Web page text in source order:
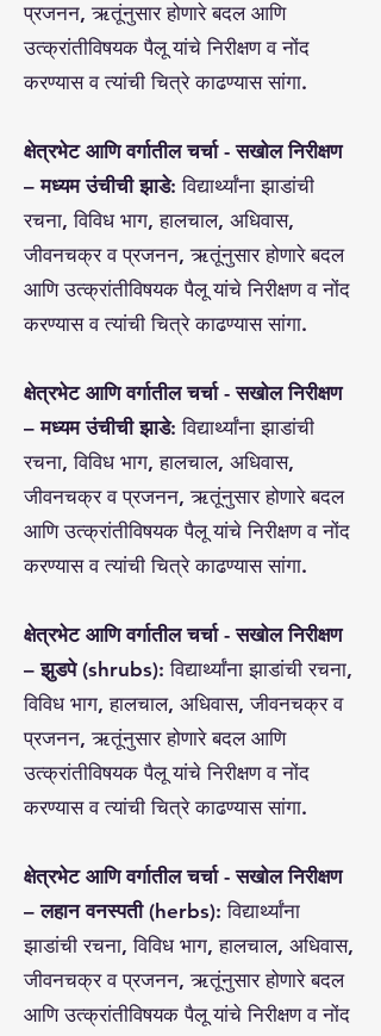
प्रजनन, ऋतूंनुसार होणारे बदल आणि
उत्क्रांतीविषयक पैलू यांचे निरीक्षण व नोंद
करण्यास व त्यांची चित्रे काढण्यास सांगा.
क्षेत्रभेट आणि वर्गातील चर्चा - सखोल निरीक्षण
– मध्यम उंचीची झाडे: विद्यार्थ्यांना झाडांची
रचना, विविध भाग, हालचाल, अधिवास,
जीवनचक्र व प्रजनन, ऋतूंनुसार होणारे बदल
आणि उत्क्रांतीविषयक पैलू यांचे निरीक्षण व नोंद
करण्यास व त्यांची चित्रे काढण्यास सांगा.
क्षेत्रभेट आणि वर्गातील चर्चा - सखोल निरीक्षण
– मध्यम उंचीची झाडे: विद्यार्थ्यांना झाडांची
रचना, विविध भाग, हालचाल, अधिवास,
जीवनचक्र व प्रजनन, ऋतूंनुसार होणारे बदल
आणि उत्क्रांतीविषयक पैलू यांचे निरीक्षण व नोंद
करण्यास व त्यांची चित्रे काढण्यास सांगा.
क्षेत्रभेट आणि वर्गातील चर्चा - सखोल निरीक्षण
– झुडपे (shrubs): विद्यार्थ्यांना झाडांची रचना,
विविध भाग, हालचाल, अधिवास, जीवनचक्र व
प्रजनन, ऋतूंनुसार होणारे बदल आणि
उत्क्रांतीविषयक पैलू यांचे निरीक्षण व नोंद
करण्यास व त्यांची चित्रे काढण्यास सांगा.
क्षेत्रभेट आणि वर्गातील चर्चा - सखोल निरीक्षण
– लहान वनस्पती (herbs):विद्यार्थ्यांना
झाडांची रचना, विविध भाग, हालचाल, अधिवास,
जीवनचक्र व प्रजनन, ऋतूंनुसार होणारे बदल
आणि उत्क्रांतीविषयक पैलू यांचे निरीक्षण व नोंद